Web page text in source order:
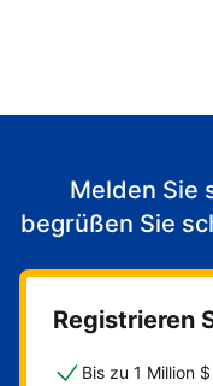
Heißen Sie ab
Melden Sie
begrüßen Sie
Registrieren
Bis zu 1 Million